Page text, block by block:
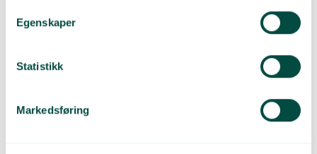
Egenskaper
Statistikk
Markedsføring
Bruker 177 tonn mindre papir enn i 2009.
Sparer 1 million kroner på avfallshåndtering per år etter
Energibruk per kvadratmeter er fra 2013 til 2016 redusert